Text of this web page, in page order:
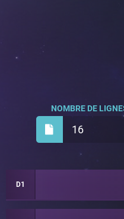
16
NOMBRE DE
D1